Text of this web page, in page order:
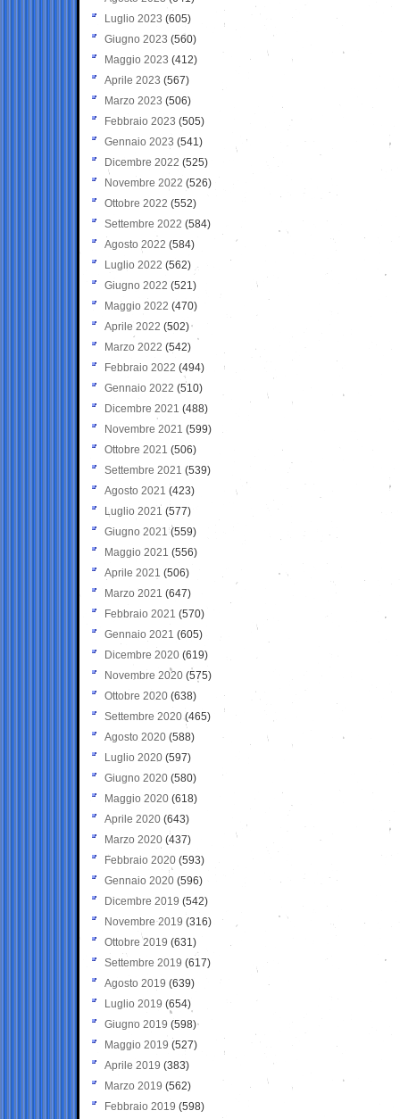
Luglio 2023 (605)
Giugno 2023 (560)
Maggio 2023 (412)
Aprile 2023 (567)
Marzo 2023 (506)
Febbraio 2023 (505)
Gennaio 2023 (541)
Dicembre 2022 (525)
Novembre 2022 (526)
Ottobre 2022 (552)
Settembre 2022 (584)
Agosto 2022 (584)
Luglio 2022 (562)
Giugno 2022 (521)
Maggio 2022 (470)
Aprile 2022 (502)
Marzo 2022 (542)
Febbraio 2022 (494)
Gennaio 2022 (510)
Dicembre 2021 (488)
Novembre 2021 (599)
Ottobre 2021 (506)
Settembre 2021 (539)
Agosto 2021 (423)
Luglio 2021 (577)
Giugno 2021(559)
Maggio 2021 (556)
Aprile 2021 (506)
Marzo 2021 (647)
Febbraio 2021 (570)
Gennaio 2021 (605)
Dicembre 2020 (619)
Novembre 2020 (575)
Ottobre 2020 (638)
Settembre 2020(465)
Agosto 2020 (588)
Luglio 2020 (597)
Giugno 2020 (580)
Maggio 2020 (618)
Aprile 2020 (643)
Marzo 2020 (437)
Febbraio 2020 (593)
Gennaio 2020 (596)
Dicembre 2019 (542)
Novembre 2019 (316)
Ottobre 2019 (631)
Settembre 2019 (617)
Agosto 2019 (639)
Luglio 2019 (654)
Giugno 2019 (598)
Maggio 2019 (527)
Aprile 2019 (383)
Marzo 2019 (562)
Febbraio 2019 (598)